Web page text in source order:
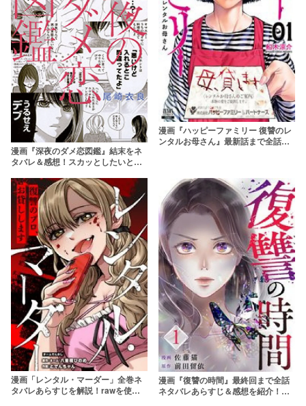
漫画『深夜のダメ恋図鑑』結末をネ
タバレ＆感想！スカッとしたいとき
漫画『ハッピーファミリー 復讐のレ
ンタルお母さん』最新話まで全話ネ
漫画「レンタル・マーダー」全巻ネ
タバレあらすじを解説！rawを使わ
漫画『復讐の時間』最終回まで全話
ネタバレあらすじ＆感想を紹介！